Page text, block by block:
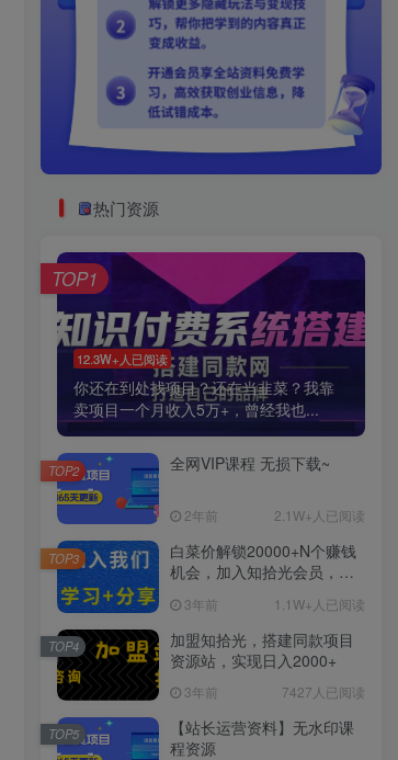
热门资源
12.3W+人已阅读
你还在到处找项目？还在当韭菜？我靠
卖项目一个月收入5万+，曾经我也...
TOP1
全网VIP课程 无损下载~
2年前 2.1W+人已阅读
TOP2
白菜价解锁20000+N个赚钱
机会，加入知拾光会员，全
3年前 1.1W+人已阅读
TOP3
加盟知拾光，搭建同款项目
资源站，实现日入2000+
3年前 7427人已阅读
TOP4
【站长运营资料】无水印课
程资源
TOP5